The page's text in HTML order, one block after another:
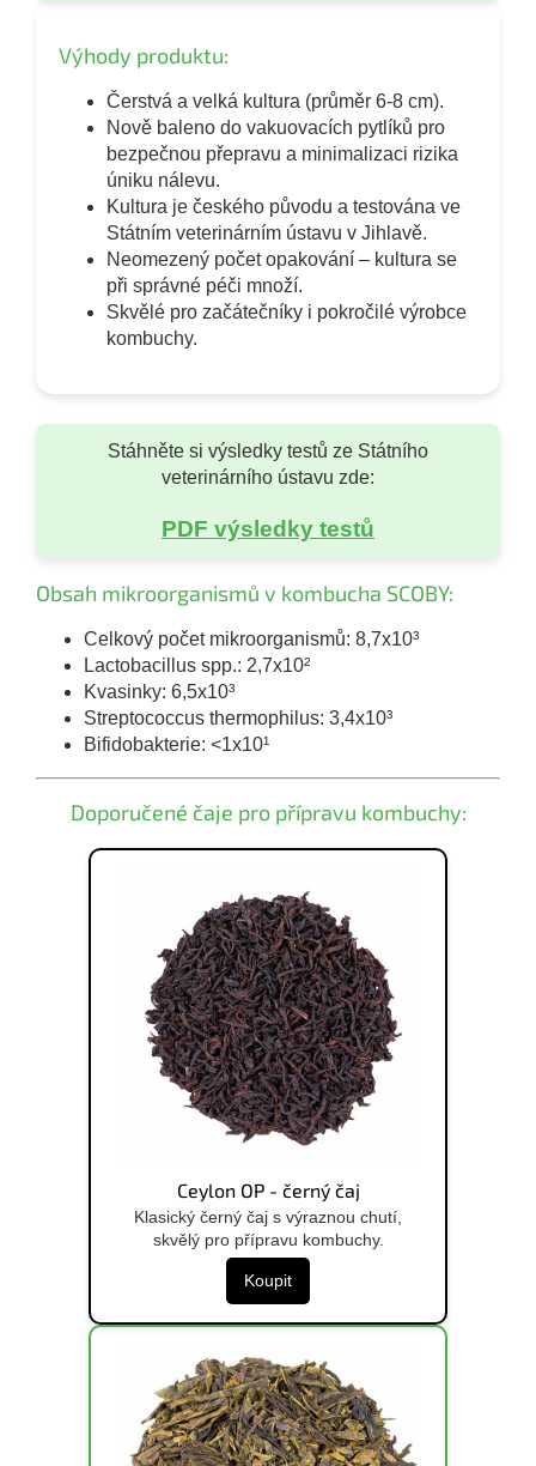
Výhody produktu:
Čerstvá a velká kultura (průměr 6-8 cm).
Nově baleno do vakuovacích pytlíků pro
bezpečnou přepravu a minimalizaci rizika
úniku nálevu.
Kultura je českého původu a testována ve
Státním veterinárním ústavu v Jihlavě.
Neomezený počet opakování – kultura se
při správné péči množí.
Skvělé pro začátečníky i pokročilé výrobce
kombuchy.
Stáhněte si výsledky testů ze Státního
veterinárního ústavu zde:
PDF výsledky testů
Obsah mikroorganismů v kombucha SCOBY:
Celkový počet mikroorganismů: 8,7x10³
Lactobacillus spp.: 2,7x10²
Kvasinky: 6,5x10³
Streptococcus thermophilus: 3,4x10³
Bifidobakterie: <1x10¹
Doporučené čaje pro přípravu kombuchy:
Ceylon OP - černý čaj
Klasický černý čaj s výraznou chutí,
skvělý pro přípravu kombuchy.
Koupit